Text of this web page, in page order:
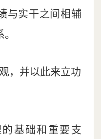
与实干之间相辅
，并以此来立功
基础和重要支